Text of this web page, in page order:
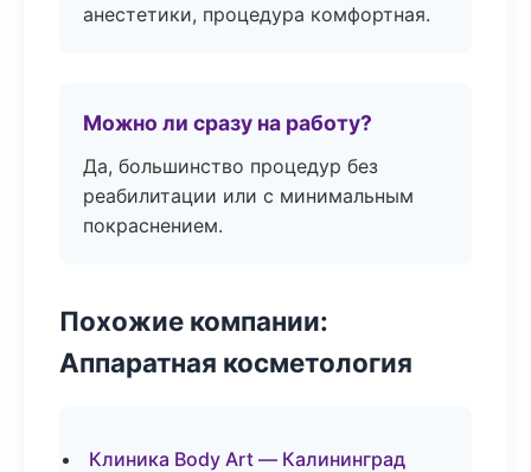
анестетики, процедура комфортная.
Можно ли сразу на работу?
Да, большинство процедур без
реабилитации или с минимальным
покраснением.
Похожие компании:
Аппаратная косметология
Клиника Body Art — Калининград